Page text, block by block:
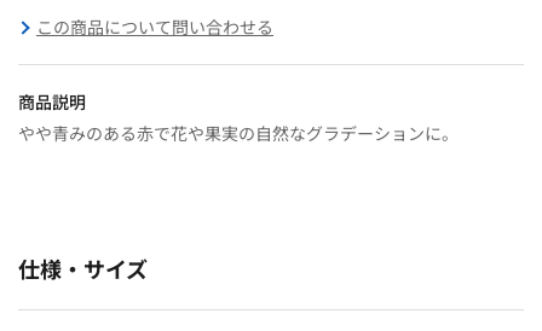
この商品について問い合わせる
商品説明
やや青みのある赤で花や果実の自然なグラデーションに。
仕様・サイズ